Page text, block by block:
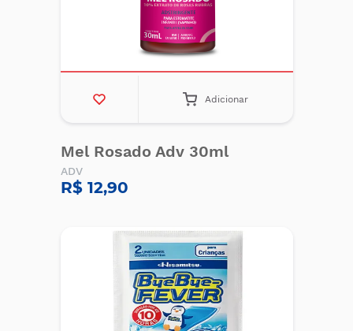
Adicionar
Mel Rosado Adv 30ml
ADV
R$ 12,90